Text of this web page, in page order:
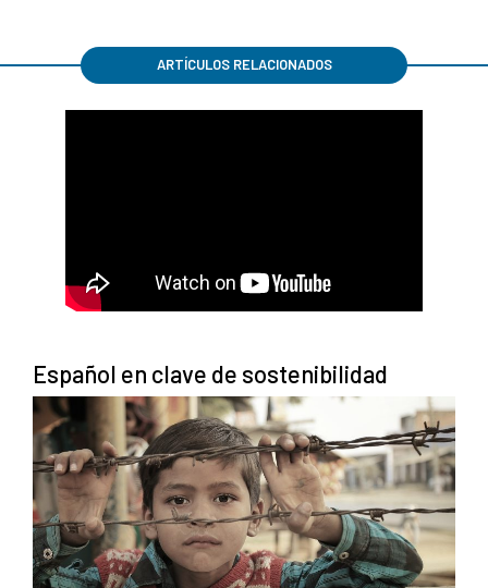
ARTÍCULOS RELACIONADOS
Español en clave de sostenibilidad